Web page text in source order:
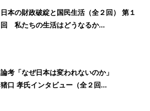
日本の財政破綻と国民生活（全２回） 第１
回 私たちの生活はどうなるか...
論考「なぜ日本は変われないのか」
猪口 孝氏インタビュー（全２回...